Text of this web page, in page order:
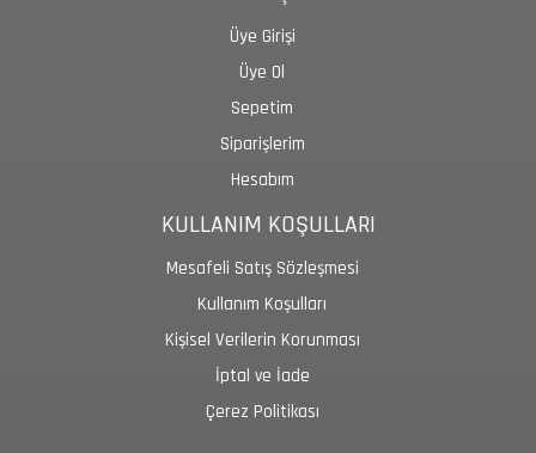
Üye Girişi
Üye Ol
Sepetim
Siparişlerim
Hesabım
KULLANIM KOŞULLARI
Mesafeli Satış Sözleşmesi
Kullanım Koşulları
Kişisel Verilerin Korunması
İptal ve İade
Çerez Politikası